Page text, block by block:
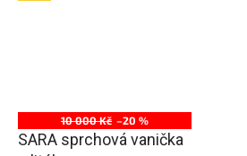
10 000 Kč –20 %
SARA sprchová vanička